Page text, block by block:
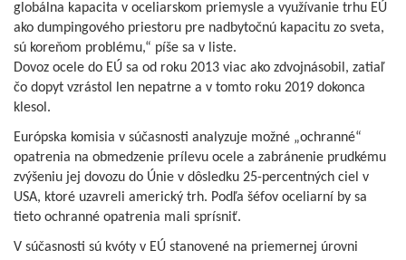
globálna kapacita v oceliarskom priemysle a využívanie trhu EÚ
ako dumpingového priestoru pre nadbytočnú kapacitu zo sveta,
sú koreňom problému,“ píše sa v liste.
Dovoz ocele do EÚ sa od roku 2013 viac ako zdvojnásobil, zatiaľ
čo dopyt vzrástol len nepatrne a v tomto roku 2019 dokonca
klesol.
Európska komisia v súčasnosti analyzuje možné „ochranné“
opatrenia na obmedzenie prílevu ocele a zabránenie prudkému
zvýšeniu jej dovozu do Únie v dôsledku 25-percentných ciel v
USA, ktoré uzavreli americký trh. Podľa šéfov oceliarní by sa
tieto ochranné opatrenia mali sprísniť.
V súčasnosti sú kvóty v EÚ stanovené na priemernej úrovni